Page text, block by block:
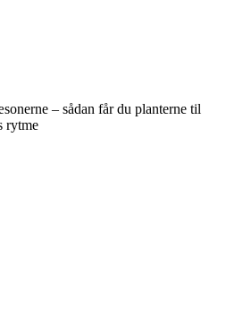
– sådan får du planterne til
rytme